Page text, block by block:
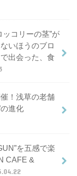
ッコリーの茎”が
いほうのブロ
出会った、食
！浅草の老舗
進化
を五感で楽
CAFE &